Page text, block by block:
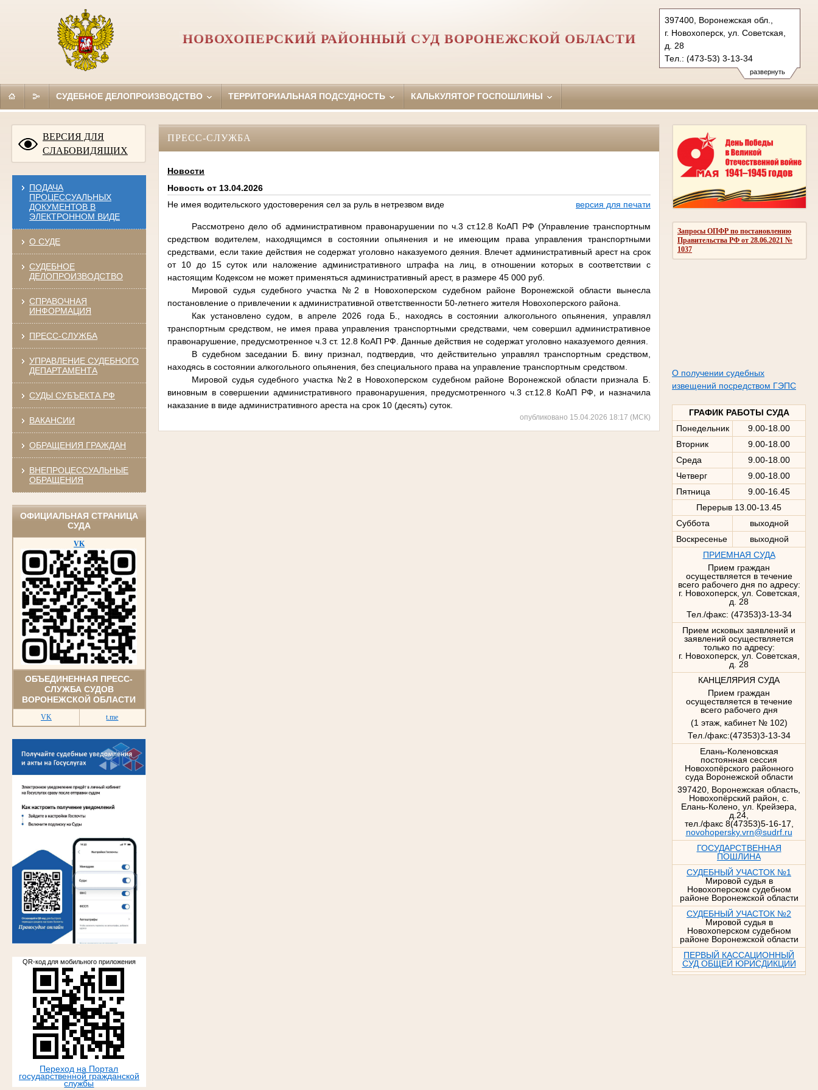
развернуть
397400, Воронежская обл.,
г. Новохоперск, ул. Советская,
д. 28
Тел.: (473-53) 3-13-34
novohopersky.vrn@sudrf.ru
НОВОХОПЕРСКИЙ РАЙОННЫЙ СУД ВОРОНЕЖСКОЙ ОБЛАСТИ
СУДЕБНОЕ ДЕЛОПРОИЗВОДСТВО ТЕРРИТОРИАЛЬНАЯ ПОДСУДНОСТЬ КАЛЬКУЛЯТОР ГОСПОШЛИНЫ
ВЕРСИЯ ДЛЯ
СЛАБОВИДЯЩИХ
ПОДАЧА
ПРОЦЕССУАЛЬНЫХ
ДОКУМЕНТОВ В
ЭЛЕКТРОННОМ ВИДЕ
О СУДЕ
СУДЕБНОЕ
ДЕЛОПРОИЗВОДСТВО
СПРАВОЧНАЯ
ИНФОРМАЦИЯ
ПРЕСС-СЛУЖБА
УПРАВЛЕНИЕ СУДЕБНОГО
ДЕПАРТАМЕНТА
СУДЫ СУБЪЕКТА РФ
ВАКАНСИИ
ОБРАЩЕНИЯ ГРАЖДАН
ВНЕПРОЦЕССУАЛЬНЫЕ
ОБРАЩЕНИЯ
ОФИЦИАЛЬНАЯ СТРАНИЦА
СУДА
VK
ОБЪЕДИНЕННАЯ ПРЕСС-
СЛУЖБА СУДОВ
ВОРОНЕЖСКОЙ ОБЛАСТИ
VK t.me
.
QR-код для мобильного приложения
Переход на Портал
государственной гражданской
службы
Запросы ОПФР по постановлению
Правительства РФ от 28.06.2021 №
1037
О получении судебных
извещений посредством ГЭПС
ГРАФИК РАБОТЫ СУДА
Понедельник
9.00-18.00
Вторник
9.00-18.00
Среда
9.00-18.00
Четверг
9.00-18.00
Пятница
9.00-16.45
Перерыв 13.00-13.45
Суббота
выходной
Воскресенье
выходной
ПРИЕМНАЯ СУДА
Прием граждан
осуществляется в течение
всего рабочего дня по адресу:
г. Новохоперск, ул. Советская,
д. 28
Тел./факс: (47353)3-13-34
Прием исковых заявлений и
заявлений осуществляется
только по адресу:
г. Новохоперск, ул. Советская,
д. 28
КАНЦЕЛЯРИЯ СУДА
Прием граждан
осуществляется в течение
всего рабочего дня
(1 этаж, кабинет № 102)
Тел./факс:(47353)3-13-34
Елань-Коленовская
постоянная сессия
Новохопёрского районного
суда Воронежской области
397420, Воронежская область,
Новохопёрский район, с.
Елань-Колено, ул. Крейзера,
д.24,
тел./факс 8(47353)5-16-17,
novohopersky.vrn@sudrf.ru
ГОСУДАРСТВЕННАЯ
ПОШЛИНА
СУДЕБНЫЙ УЧАСТОК №1
Мировой судья в
Новохоперском судебном
районе Воронежской области
СУДЕБНЫЙ УЧАСТОК №2
Мировой судья в
Новохоперском судебном
районе Воронежской области
ПЕРВЫЙ КАССАЦИОННЫЙ
СУД ОБЩЕЙ ЮРИСДИКЦИИ
ПРЕСС-СЛУЖБА
Новости
Новость от 13.04.2026
Не имея водительского удостоверения сел за руль в нетрезвом виде
версия для печати
Рассмотрено дело об административном правонарушении по ч.3 ст.12.8 КоАП РФ (Управление транспортным
средством водителем, находящимся в состоянии опьянения и не имеющим права управления транспортными
средствами, если такие действия не содержат уголовно наказуемого деяния. Влечет административный арест на срок
от 10 до 15 суток или наложение административного штрафа на лиц, в отношении которых в соответствии с
настоящим Кодексом не может применяться административный арест, в размере 45 000 руб.
Мировой судья судебного участка №2 в Новохоперском судебном районе Воронежской области вынесла
постановление о привлечении к административной ответственности 50-летнего жителя Новохоперского района.
Как установлено судом, в апреле 2026 года Б., находясь в состоянии алкогольного опьянения, управлял
транспортным средством, не имея права управления транспортными средствами, чем совершил административное
правонарушение, предусмотренное ч.3 ст. 12.8 КоАП РФ. Данные действия не содержат уголовно наказуемого деяния.
В судебном заседании Б. вину признал, подтвердив, что действительно управлял транспортным средством,
находясь в состоянии алкогольного опьянения, без специального права на управление транспортным средством.
Мировой судья судебного участка №2 в Новохоперском судебном районе Воронежской области признала Б.
виновным в совершении административного правонарушения, предусмотренного ч.3 ст.12.8 КоАП РФ, и назначила
наказание в виде административного ареста на срок 10 (десять) суток.
опубликовано 15.04.2026 18:17 (МСК)